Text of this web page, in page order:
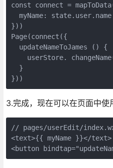
const connect =
  myName: state.user.name
}))
Page(connect({
  updateNameToJames () {
userStore.
  }
}))
3.完成，现在可以在页面中使
// pages/userEdit/
<text>{{ myName }}</text>
<button